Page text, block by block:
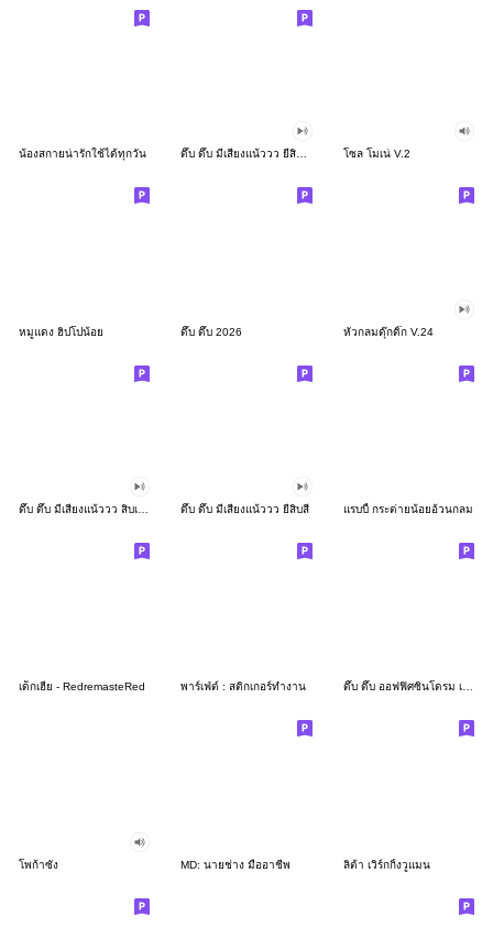
น้องสกายน่ารักใช้ได้ทุกวัน ดึ๊บ ดึ๊บ มีเสียงแน้ววว ยี่สิบสอง โซล โมเน่ V.2
หมูแดง ฮิปโปน้อย ดึ๊บ ดึ๊บ 2026 หัวกลมดุ๊กดิ๊ก V.24
ดึ๊บ ดึ๊บ มีเสียงแน้ววว ยี่สิบสี่ แรบบี้ กระต่ายน้อยอ้วนกลม
เด็กเฮีย - RedremasteRed พาร์เฟ่ต์ : สติกเกอร์ทำงาน ดึ๊บ ดึ๊บ ออฟฟิศซินโดรม เจ็ด
โพก้าซัง MD: นายช่าง มืออาชีพ ลิต้า เวิร์กกิ้งวูแมน